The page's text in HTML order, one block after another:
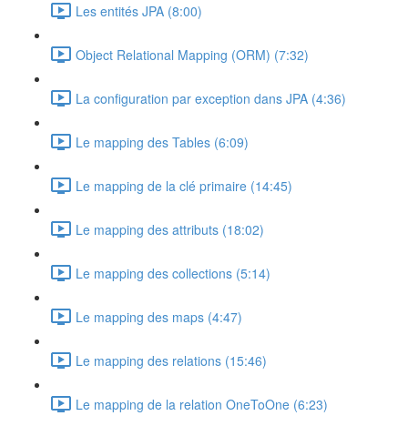
Les entités JPA (8:00)
Object Relational Mapping (ORM) (7:32)
La configuration par exception dans JPA (4:36)
Le mapping des Tables (6:09)
Le mapping de la clé primaire (14:45)
Le mapping des attributs (18:02)
Le mapping des collections (5:14)
Le mapping des maps (4:47)
Le mapping des relations (15:46)
Le mapping de la relation OneToOne (6:23)